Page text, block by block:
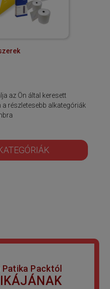
az Ön által keresett
részletesebb alkategóriák
Packtól